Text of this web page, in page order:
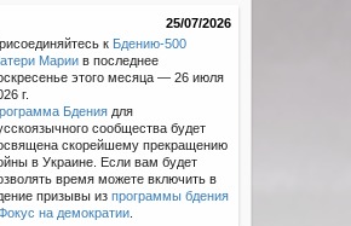
25/07/2026
к Бдению-500
Марии в последнее
этого месяца — 26 июля
г.
Бдения для
сообщества будет
скорейшему прекращению
в Украине. Если вам будет
время можете включить в
призывы изпрограммы бдения
на демократии